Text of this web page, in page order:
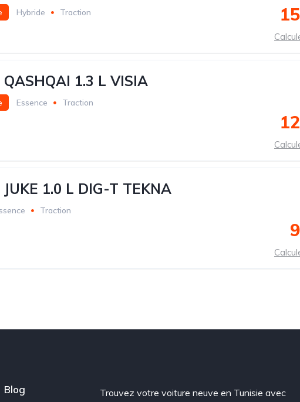
Hybride Traction
QASHQAI 1.3 L VISIA
Essence Traction
JUKE 1.0 L DIG-T TEKNA
Traction
Blog Trouvez votre voiture neuve en Tunisie avec